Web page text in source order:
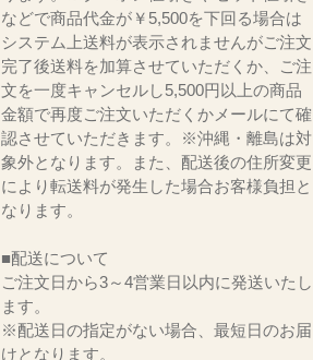
などで商品代金が￥5,500を下回る場合は
システム上送料が表示されませんがご注文
完了後送料を加算させていただくか、ご注
文を一度キャンセルし5,500円以上の商品
金額で再度ご注文いただくかメールにて確
認させていただきます。※沖縄・離島は対
象外となります。また、配送後の住所変更
により転送料が発生した場合お客様負担と
なります。
■配送について
ご注文日から3～4営業日以内に発送いたし
ます。
※配送日の指定がない場合、最短日のお届
けとなります。